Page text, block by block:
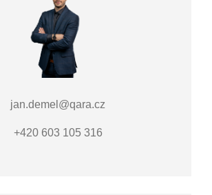
jan.demel@qara.cz
+420 603 105 316